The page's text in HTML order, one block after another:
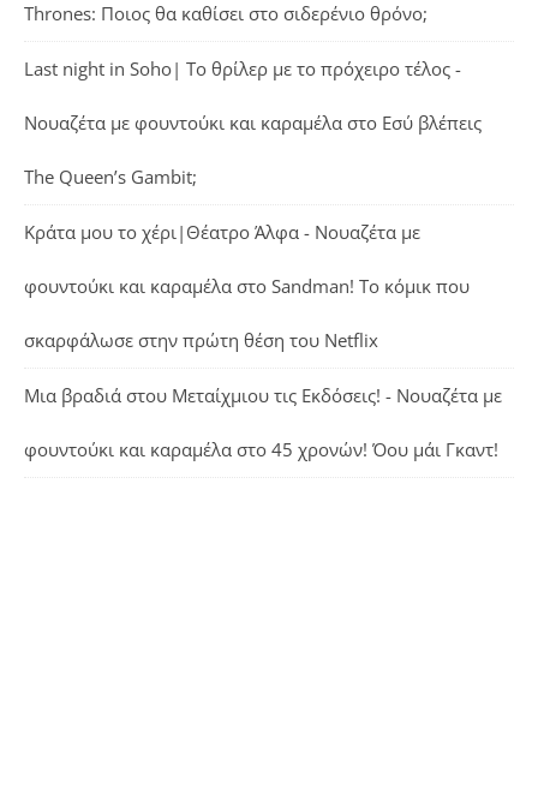
Thrones: Ποιος θα καθίσει στο σιδερένιο θρόνο;
Last night in Soho| Το θρίλερ με το πρόχειρο τέλος -
Νουαζέτα με φουντούκι και καραμέλα στο Εσύ βλέπεις
The Queen’s Gambit;
Κράτα μου το χέρι|Θέατρο Άλφα - Νουαζέτα με
φουντούκι και καραμέλα στο Sandman! Το κόμικ που
σκαρφάλωσε στην πρώτη θέση του Netflix
Μια βραδιά στου Μεταίχμιου τις Εκδόσεις! - Νουαζέτα με
φουντούκι και καραμέλα στο 45 χρονών! Όου μάι Γκαντ!